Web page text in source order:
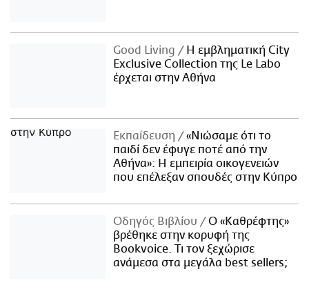
Good Living
Η εμβληματική City
Exclusive Collection της Le Labo
έρχεται στην Αθήνα
Εκπαίδευση
«Νιώσαμε ότι το
παιδί δεν έφυγε ποτέ από την
Αθήνα»: Η εμπειρία οικογενειών
που επέλεξαν σπουδές στην Κύπρο
Οδηγός Βιβλίου
Ο «Καθρέφτης»
βρέθηκε στην κορυφή της
Bookvoice. Τι τον ξεχώρισε
ανάμεσα στα μεγάλα best sellers;